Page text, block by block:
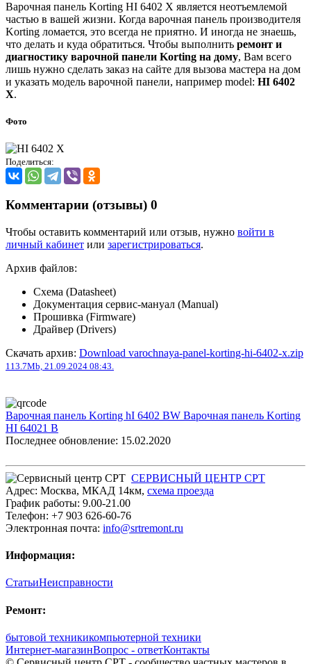
Варочная панель Korting HI 6402 X является неотъемлемой
частью в вашей жизни. Когда варочная панель производителя
Korting ломается, это всегда не приятно. И иногда не знаешь,
что делать и куда обратиться. Чтобы выполнить ремонт и
диагностику варочной панели Korting на дому, Вам всего
лишь нужно сделать заказ на сайте для вызова мастера на дом
и указать модель варочной панели, например model: HI 6402
X.
Фото
Поделиться:
Комментарии (отзывы) 0
Чтобы оставить комментарий или отзыв, нужно войти в
личный кабинет или зарегистрироваться.
Архив файлов:
Схема (Datasheet)
Документация сервис-мануал (Manual)
Прошивка (Firmware)
Драйвер (Drivers)
Скачать архив: Download varochnaya-panel-korting-hi-6402-x.zip
113.7Mb, 21.09.2024 08:43.
Варочная панель Korting hI 6402 BW Варочная панель Korting
HI 64021 B
Последнее обновление: 15.02.2020
СЕРВИСНЫЙ ЦЕНТР СРТ
Адрес: Москва, МКАД 14км, cхема проезда
График работы: 9.00-21.00
Телефон: +7 903 626-60-76
Электронная почта: info@srtremont.ru
Информация:
СтатьиНеисправности
Ремонт:
бытовой техникикомпьютерной техники
Интернет-магазинВопрос - ответКонтакты